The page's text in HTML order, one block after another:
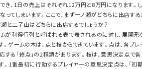
き、1日の売上はそれぞれ12万円と8万円になります。
ってしまいます。ここで、まず一ノ瀬がどちらに出店
瀬と二子山はどちらに出店するでしょうか？
が利得行列と呼ばれる表で表されるのに対し、展開
。ゲームの木は、点と枝からできています。点は、各プ
する「終点」の2種類があります。枝は、意思決定点で
。1番最初に行動するプレイヤーの意思決定点は、「初